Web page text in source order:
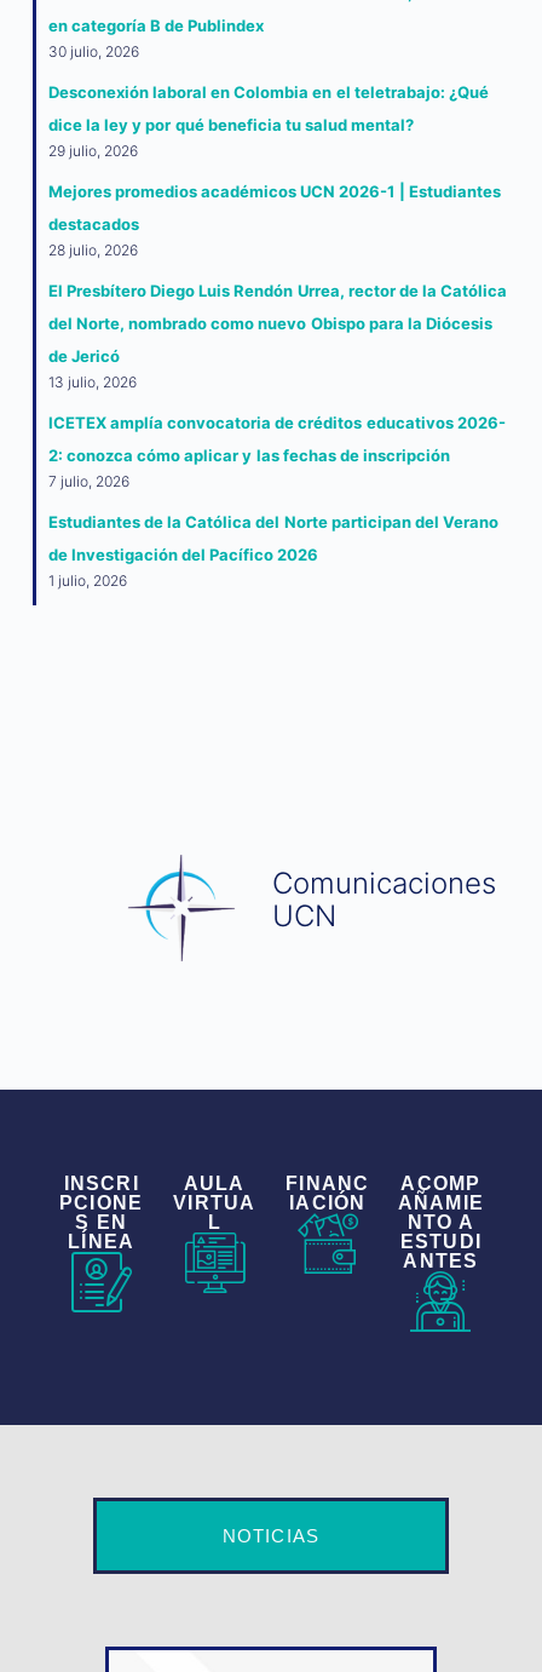
en categoría B de Publindex
30 julio, 2026
Desconexión laboral en Colombia en el teletrabajo: ¿Qué
dice la ley y por qué beneficia tu salud mental?
29 julio, 2026
Mejores promedios académicos UCN 2026-1 | Estudiantes
destacados
28 julio, 2026
El Presbítero Diego Luis Rendón Urrea, rector de la Católica
del Norte, nombrado como nuevo Obispo para la Diócesis
de Jericó
13 julio, 2026
ICETEX amplía convocatoria de créditos educativos 2026-
2: conozca cómo aplicar y las fechas de inscripción
7 julio, 2026
Estudiantes de la Católica del Norte participan del Verano
de Investigación del Pacífico 2026
1 julio, 2026
Comunicaciones
UCN
INSCRI
PCIONE
S EN
LÍNEA
AULA
VIRTUA
L
FINANC
IACIÓN
ACOMP
AÑAMIE
NTO A
ESTUDI
ANTES
NOTICIAS